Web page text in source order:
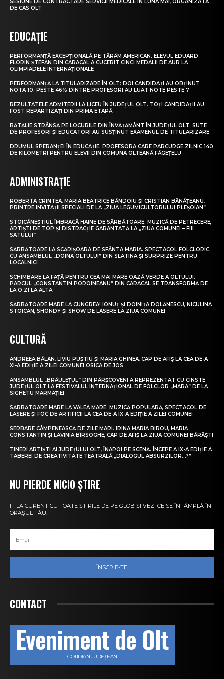
SESIUNE DE CONTRACTARE SERVICII MEDICALE ÎN LUNA MAI, ORGANIZATĂ
DE CAS OLT
EDUCAȚIE
PERFORMANȚĂ EXCEPȚIONALĂ PE TĂRÂM AMERICAN. ELEVUL EDUARD
FLORIN ȘTEFAN DIN CARACAL A CUCERIT CINCI MEDALII DE AUR LA
OLIMPIADELE INTERNAȚIONALE
PERFORMANȚĂ LA TITULARIZARE ÎN OLT: DOI CANDIDAȚI AU OBȚINUT
NOTA 10. PESTE 46% DINTRE PROFESORI AU LUAT NOTE PESTE 7
REZULTATELE ADMITERII LA LICEU ÎN JUDEȚUL OLT. TOȚI CANDIDAȚII AU
FOST REPARTIZAȚI DIN PRIMA ETAPĂ
BĂTĂLIE STRÂNSĂ PE LOCURILE DIN ÎNVĂȚĂMÂNT ÎN JUDEȚUL OLT. SUTE
DE PROFESORI ȘI EDUCATORI AU SUSȚINUT EXAMENUL DE TITULARIZARE
DRUMUL SPERANȚEI ÎN EDUCAȚIE. PROFESORA CARE PARCURGE ZILNIC 140
DE KILOMETRI PENTRU ELEVII DIN COMUNA OLTEANĂ FĂGEȚELU
ADMINISTRAȚIE
ROBERTA CRINTEA, MARIA BEATRICE BĂNDOIU ȘI CRISTIAN BĂNĂȚEANU,
PRINTRE INVITAȚII SPECIALI DE LA „ZIUA LEGUMICULTORULUI PLEȘOIAN”
STOICĂNEȘTIUL ÎMBRACĂ HAINE DE SĂRBĂTOARE. MUZICĂ DE PETRECERE,
ARTIȘTI DE TOP ȘI DISTRACȚIE GARANTATĂ LA „ZIUA COMUNEI – FIII
SATULUI”
SĂRBĂTOARE LA SCĂRIȘOARA DE SFÂNTA MARIA. SPECTACOL FOLCLORIC
CU ANSAMBLUL „DOINA OLTULUI” DIN SLATINA ȘI SURPRIZE PENTRU
LOCALNICI
SCHIMBARE LA FAȚĂ PENTRU CEA MAI MARE OAZĂ VERDE A OLTULUI.
PARCUL „CONSTANTIN POROINEANU” DIN CARACAL SE TRANSFORMĂ DE
LA O ZI LA ALTA
SĂRBĂTOARE MARE LA CUNGREA! IONUȚ ȘI DOINIȚA DOLĂNESCU, NICULINA
STOICAN, SHONDY ȘI SHOW DE LASERE LA ZIUA COMUNEI
CULTURĂ
ANDREEA BĂLAN, LIVIU PUȘTIU ȘI MARIA GHINEA, CAP DE AFIȘ LA CEA DE-A
XI-A EDIȚIE A ZILEI COMUNEI OSICA DE JOS
ANSAMBLUL „BRÂULEȚUL” DIN PÂRȘCOVENI A REPREZENTAT CU CINSTE
JUDEȚUL OLT LA FESTIVALUL INTERNAȚIONAL DE FOLCLOR „MARA” DE LA
SIGHETU MARMAȚIEI
SĂRBĂTOARE MARE LA VALEA MARE. MUZICĂ POPULARĂ, SPECTACOL DE
LASERE ȘI FOC DE ARTIFICII LA CEA DE-A IX-A EDIȚIE A ZILEI COMUNEI
SERBARE CÂMPENEASCĂ DE ZILE MARI. IRINA MARIA BIROU, MARIA
CONSTANTIN ȘI LAVINIA BÎRSOGHE, CAP DE AFIȘ LA ZIUA COMUNEI BĂRĂȘTI
TINERI ARTIȘTI AI JUDEȚULUI OLT, ÎNAPOI PE SCENĂ. ÎNCEPE A IX-A EDIȚIE A
TABEREI DE CREATIVITATE TEATRALĂ „DIALOGUL ABSURZILOR…?”
NU PIERDE NICIO ȘTIRE
FI LA CURENT CU TOATE ȘTIRILE DE PE GLOB ȘI VEZI CE SE ÎNTÂMPLĂ ÎN
ORAȘUL TĂU.
ÎNSCRIE-TE
CONTACT
Eveniment de Olt
COTIDIAN JUDEȚEAN